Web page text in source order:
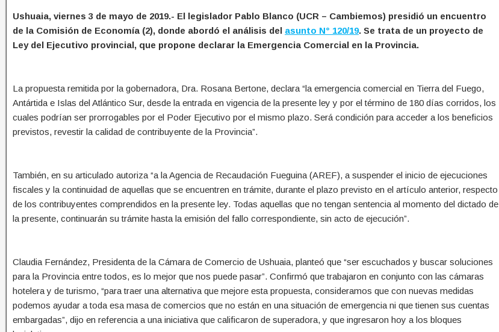
Ushuaia, viernes 3 de mayo de 2019.- El legislador Pablo Blanco (UCR – Cambiemos) presidió un encuentro
de la Comisión de Economía (2), donde abordó el análisis del asunto N° 120/19. Se trata de un proyecto de
Ley del Ejecutivo provincial, que propone declarar la Emergencia Comercial en la Provincia.
La propuesta remitida por la gobernadora, Dra. Rosana Bertone, declara “la emergencia comercial en Tierra del Fuego,
Antártida e Islas del Atlántico Sur, desde la entrada en vigencia de la presente ley y por el término de 180 días corridos, los
cuales podrían ser prorrogables por el Poder Ejecutivo por el mismo plazo. Será condición para acceder a los beneficios
previstos, revestir la calidad de contribuyente de la Provincia”.
También, en su articulado autoriza “a la Agencia de Recaudación Fueguina (AREF), a suspender el inicio de ejecuciones
fiscales y la continuidad de aquellas que se encuentren en trámite, durante el plazo previsto en el artículo anterior, respecto
de los contribuyentes comprendidos en la presente ley. Todas aquellas que no tengan sentencia al momento del dictado de
la presente, continuarán su trámite hasta la emisión del fallo correspondiente, sin acto de ejecución”.
Claudia Fernández, Presidenta de la Cámara de Comercio de Ushuaia, planteó que “ser escuchados y buscar soluciones
para la Provincia entre todos, es lo mejor que nos puede pasar”. Confirmó que trabajaron en conjunto con las cámaras
hotelera y de turismo, “para traer una alternativa que mejore esta propuesta, consideramos que con nuevas medidas
podemos ayudar a toda esa masa de comercios que no están en una situación de emergencia ni que tienen sus cuentas
embargadas”, dijo en referencia a una iniciativa que calificaron de superadora, y que ingresaron hoy a los bloques